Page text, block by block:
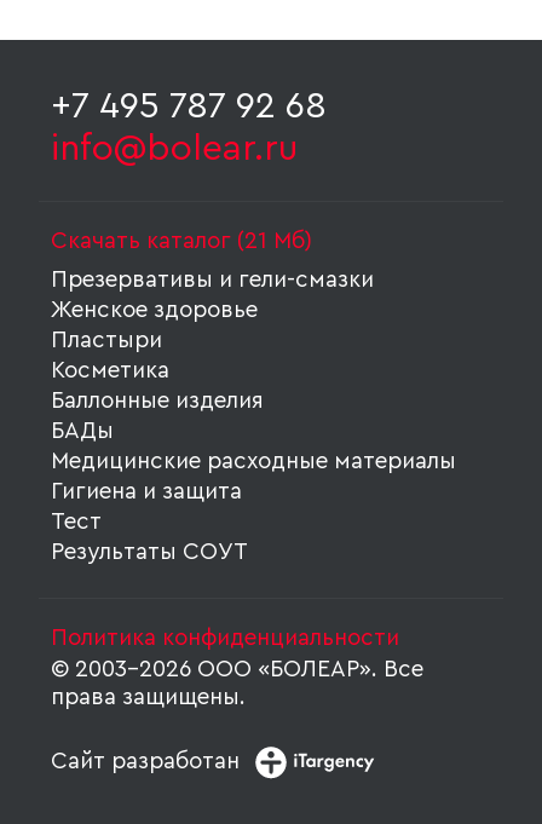
+7 495 787 92 68
info@bolear.ru
Скачать каталог (21 Мб)
Презервативы и гели-смазки
Женское здоровье
Пластыри
Косметика
Баллонные изделия
БАДы
Медицинские расходные материалы
Гигиена и защита
Тест
Результаты СОУТ
© 2003-2026 ООО «БОЛЕАР». Все
права защищены.
Политика конфиденциальности
Сайт разработан